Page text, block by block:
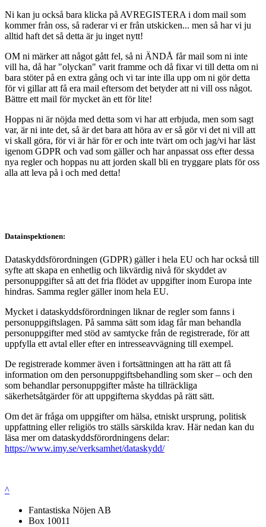
Ni kan ju också bara klicka på AVREGISTERA i dom mail som
kommer från oss, så raderar vi er från utskicken... men så har vi ju
alltid haft det så detta är ju inget nytt!
OM ni märker att något gått fel, så ni ÄNDÅ får mail som ni inte
vill ha, då har "olyckan" varit framme och då fixar vi till detta om ni
bara stöter på en extra gång och vi tar inte illa upp om ni gör detta
för vi gillar att få era mail eftersom det betyder att ni vill oss något.
Bättre ett mail för mycket än ett för lite!
Hoppas ni är nöjda med detta som vi har att erbjuda, men som sagt
var, är ni inte det, så är det bara att höra av er så gör vi det ni vill att
vi skall göra, för vi är här för er och inte tvärt om och jag/vi har läst
igenom GDPR och vad som gäller och har anpassat oss efter dessa
nya regler och hoppas nu att jorden skall bli en tryggare plats för oss
alla att leva på i och med detta!
Datainspektionen:
Dataskyddsförordningen (GDPR) gäller i hela EU och har också till
syfte att skapa en enhetlig och likvärdig nivå för skyddet av
personuppgifter så att det fria flödet av uppgifter inom Europa inte
hindras. Samma regler gäller inom hela EU.
Mycket i dataskyddsförordningen liknar de regler som fanns i
personuppgiftslagen. På samma sätt som idag får man behandla
personuppgifter med stöd av samtycke från de registrerade, för att
uppfylla ett avtal eller efter en intresseavvägning till exempel.
De registrerade kommer även i fortsättningen att ha rätt att få
information om den personuppgiftsbehandling som sker – och den
som behandlar personuppgifter måste ha tillräckliga
säkerhetsåtgärder för att uppgifterna skyddas på rätt sätt.
Om det är fråga om uppgifter om hälsa, etniskt ursprung, politisk
uppfattning eller religiös tro ställs särskilda krav. Här nedan kan du
läsa mer om dataskyddsförordningens delar:
https://www.imy.se/verksamhet/dataskydd/
^
Fantastiska Nöjen AB
Box 10011